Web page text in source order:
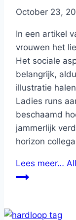
ByNicole
October 23,
In een artikel
vrouwen het
Het sociale
belangrijk,
illustratie
Ladies runs
beschaamd
jammerlijk
horizon
Lees meer…